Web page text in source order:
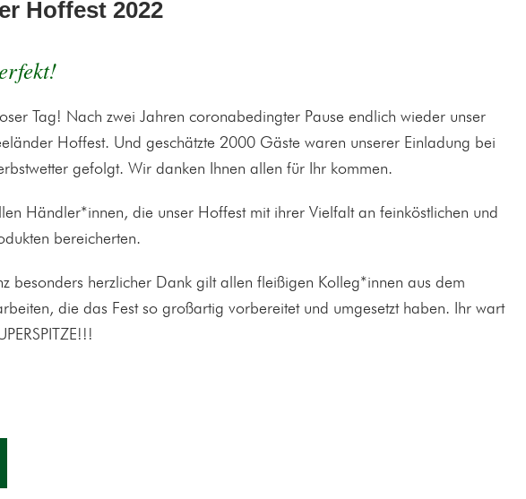
Hoffest 2022
Tag! Nach zwei Jahren coronabedingter Pause endlich wieder unser
Hoffest. Und geschätzte 2000 Gäste waren unserer Einladung bei
gefolgt. Wir danken Ihnen allen für Ihr kommen.
Händler*innen, die unser Hoffest mit ihrer Vielfalt an feinköstlichen und
bereicherten.
besonders herzlicher Dank gilt allen fleißigen Kolleg*innen aus dem
die das Fest so großartig vorbereitet und umgesetzt haben. Ihr wart